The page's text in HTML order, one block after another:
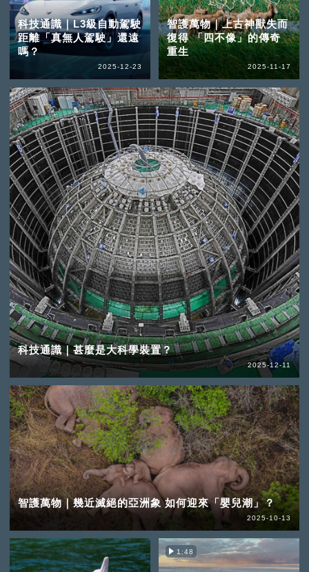
科技通識｜L3級自動駕駛
距離「真無人駕駛」還遠
嗎？
2025-12-23
科技通識｜甚麼是大科學裝置？
2025-12-11
智護萬物｜上古神獸失而
復得 「四不像」的傳奇
重生
2025-11-17
智護萬物｜幾近滅絕的亞洲象 如何迎來「嬰兒潮」？
2025-10-13
1:48